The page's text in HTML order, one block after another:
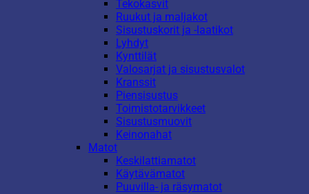
Tekokasvit
Ruukut ja maljakot
Sisustuskorit ja -laatikot
Lyhdyt
Kynttilät
Valosarjat ja sisustusvalot
Kranssit
Piensisustus
Toimistotarvikkeet
Sisustusmuovit
Keinonahat
Matot
Keskilattiamatot
Käytävämatot
Puuvilla- ja räsymatot